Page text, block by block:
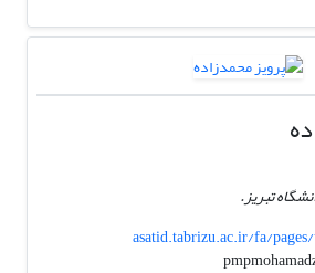
تبریز.
asatid.tabrizu.ac.ir/fa/